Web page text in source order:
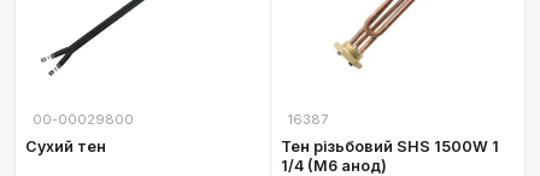
00-00029800
Сухий тен
16387
Тен різьбовий SHS 1500W 1
1/4 (M6 анод)